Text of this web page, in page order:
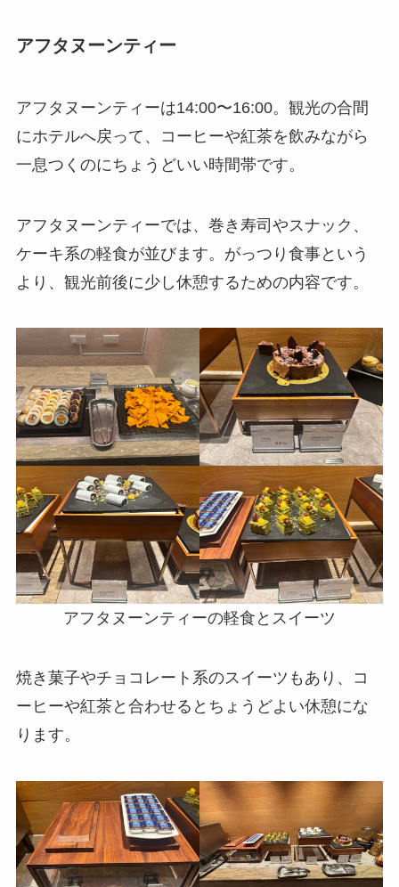
アフタヌーンティー
アフタヌーンティーは14:00〜16:00。観光の合間
にホテルへ戻って、コーヒーや紅茶を飲みながら
一息つくのにちょうどいい時間帯です。
アフタヌーンティーでは、巻き寿司やスナック、
ケーキ系の軽食が並びます。がっつり食事という
より、観光前後に少し休憩するための内容です。
アフタヌーンティーの軽食とスイーツ
焼き菓子やチョコレート系のスイーツもあり、コ
ーヒーや紅茶と合わせるとちょうどよい休憩にな
ります。